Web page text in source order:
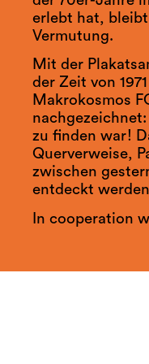
erlebt hat,
Vermutung.
Mit der
der Zeit von
Makrokosmos
zu finden war!
Querverweise,
zwischen
entdeckt
In cooperation